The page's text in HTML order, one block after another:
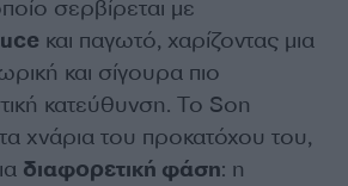
σερβίρεται με
και παγωτό, χαρίζοντας μια
και σίγουρα πιο
κατεύθυνση. Το Son
χνάρια του προκατόχου του,
διαφορετική φάση: η